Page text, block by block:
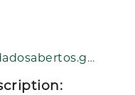
b4e5-b190b382085c/resource/51fa0fe3-62d4-4ff9-9f9a-725d2b11c86b/download/2022.rar